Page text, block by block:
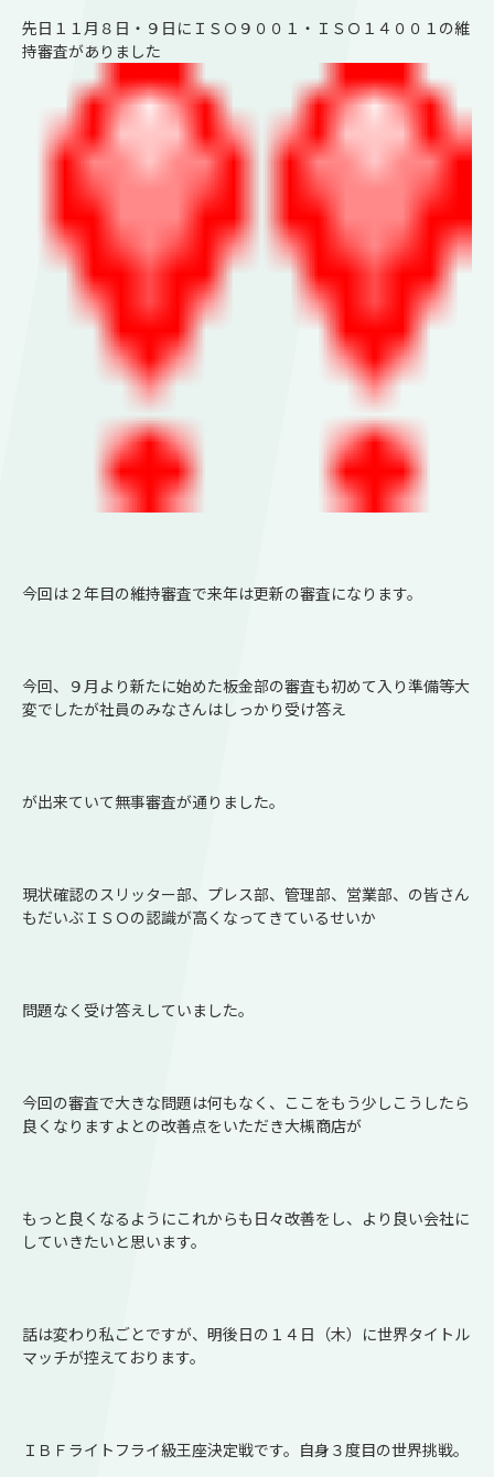
先日１１月８日・９日にＩＳＯ９００１・ＩＳＯ１４００１の維
持審査がありました
今回は２年目の維持審査で来年は更新の審査になります。
今回、９月より新たに始めた板金部の審査も初めて入り準備等大
変でしたが社員のみなさんはしっかり受け答え
が出来ていて無事審査が通りました。
現状確認のスリッター部、プレス部、管理部、営業部、の皆さん
もだいぶＩＳＯの認識が高くなってきているせいか
問題なく受け答えしていました。
今回の審査で大きな問題は何もなく、ここをもう少しこうしたら
良くなりますよとの改善点をいただき大槻商店が
もっと良くなるようにこれからも日々改善をし、より良い会社に
していきたいと思います。
話は変わり私ごとですが、明後日の１４日（木）に世界タイトル
マッチが控えております。
ＩＢＦライトフライ級王座決定戦です。自身３度目の世界挑戦。